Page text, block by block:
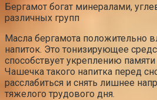
Бергамот богат минералами,
различных групп
Масла бергамота положительно
напиток. Это тонизирующее
способствует укреплению
Чашечка такого напитка перед
расслабиться и снять лишнее
тяжелого трудового дня.